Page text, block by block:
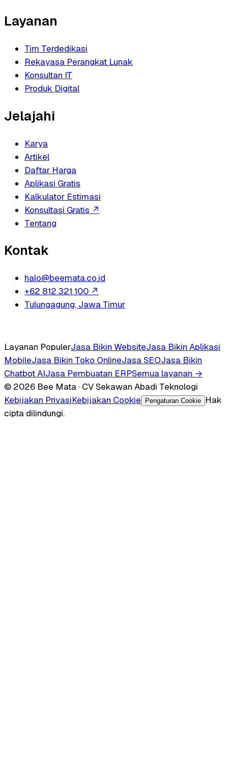
Layanan
Tim Terdedikasi
Rekayasa Perangkat Lunak
Konsultan IT
Produk Digital
Jelajahi
Karya
Artikel
Daftar Harga
Aplikasi Gratis
Kalkulator Estimasi
Konsultasi Gratis ↗
Tentang
Kontak
halo@beemata.co.id
+62 812 321 100 ↗
Tulungagung, Jawa Timur
Layanan PopulerJasa Bikin WebsiteJasa Bikin Aplikasi
MobileJasa Bikin Toko OnlineJasa SEOJasa Bikin
Chatbot AIJasa Pembuatan ERPSemua layanan →
© 2026 Bee Mata · CV Sekawan Abadi Teknologi
Kebijakan PrivasiKebijakan Cookie Pengaturan Cookie
Hak
cipta dilindungi.